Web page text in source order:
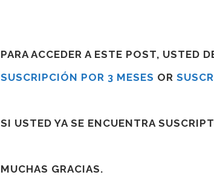
PARA ACCEDER A ESTE POST, USTED
SUSCRIPCIÓN POR 3 MESES OR
SI USTED YA SE ENCUENTRA
MUCHAS GRACIAS.